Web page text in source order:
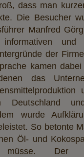
dass man
Die Besucher
Manfred
und
der
kamen
das
Deutschland
wurde
So betonte
Öl- und
müsse. Der